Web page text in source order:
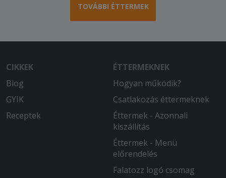
TOVÁBBI ÉTTERMEK
CIKKEK
Blog
GYIK
Receptek
ÉTTERMEKNEK
Hogyan működik?
Csatlakozás éttermeknek
Éttermek - Azonnali
kiszállítás
Éttermek - Menü
előrendelés
Falatozz logó csomag